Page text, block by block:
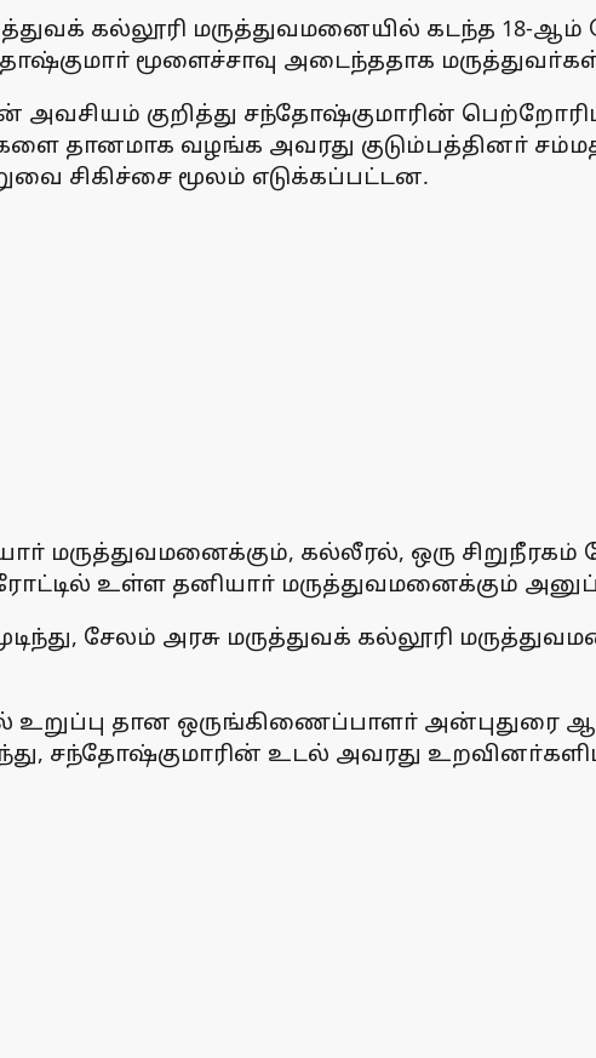
கல்லூரி மருத்துவமனையில் கடந்த 18-ஆம்
மூளைச்சாவு அடைந்ததாக
குறித்து சந்தோஷ்குமாரின்
தானமாக வழங்க அவரது குடும்பத்தினா்
சிகிச்சை மூலம் எடுக்கப்பட்டன.
மருத்துவமனைக்கும், கல்லீரல், ஒரு
உள்ள தனியாா் மருத்துவமனைக்கும்
சேலம் அரசு மருத்துவக் கல்லூரி
உறுப்பு தான ஒருங்கிணைப்பாளா் அன்புதுரை
சந்தோஷ்குமாரின் உடல் அவரது